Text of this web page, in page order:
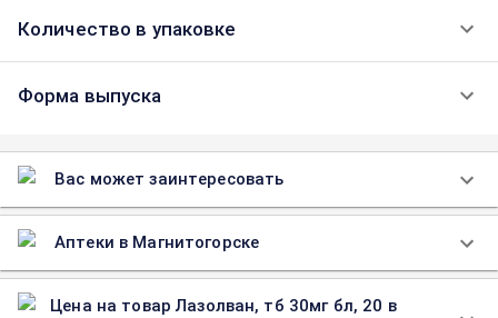
Количество в упаковке
Форма выпуска
Вас может заинтересовать
Аптеки в Магнитогорске
Цена на товар Лазолван, тб 30мг бл, 20 в